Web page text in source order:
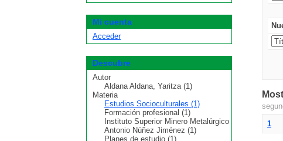
1
Mi cuenta
Acceder
Descubre
Autor
Aldana Aldana, Yaritza (1)
Materia
Estudios Socioculturales (1)
Formación profesional (1)
Instituto Superior Minero Metalúrgico
Antonio Núñez Jiménez (1)
Planes de estudio (1)